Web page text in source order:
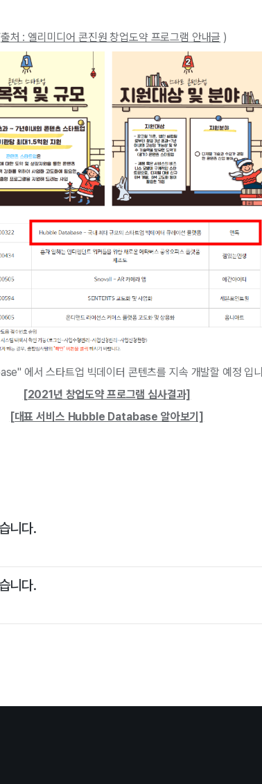
출처 : 엘리미디어 콘진원 창업도약 프로그램 안내글 )​​​
에서 스타트업 빅데이터 콘텐츠를 지속 개발할 예정 입
​[2021년 창업도약 프로그램 심사결과]
​[대표 서비스 Hubble Database 알아보기]
니다.
니다.